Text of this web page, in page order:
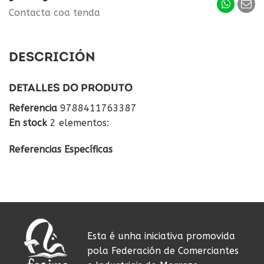
Contacta coa tenda
DESCRICIÓN
DETALLES DO PRODUTO
Referencia 9788411763387
En stock 2 elementos:
Referencias Específicas
Esta é unha iniciativa promovida
pola Federación de Comerciantes